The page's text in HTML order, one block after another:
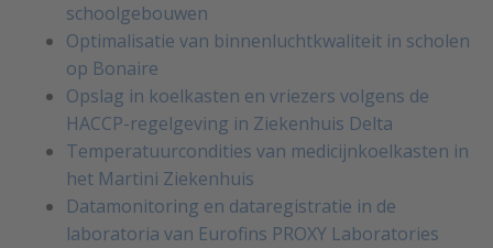
schoolgebouwen
Optimalisatie van binnenluchtkwaliteit in scholen
op Bonaire
Opslag in koelkasten en vriezers volgens de
HACCP-regelgeving in Ziekenhuis Delta
Temperatuurcondities van medicijnkoelkasten in
het Martini Ziekenhuis
Datamonitoring en dataregistratie in de
laboratoria van Eurofins PROXY Laboratories